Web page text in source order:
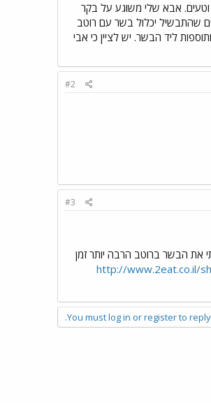
לתבשיל בשר בקר. מתכון טוב וטעים. אבא שלי משוגע על בקר
שהתבשיל יכלול בשר עם רוטב
בערב חג. 2- נשמח לעצה ומתכונים לסלטים ותוספות ליד הבשר. יש לציין כי אבי
#2
#3
את הבשר ברוטב הרבה יותר זמן
http://www.2eat.co.il/
You must log in or register to